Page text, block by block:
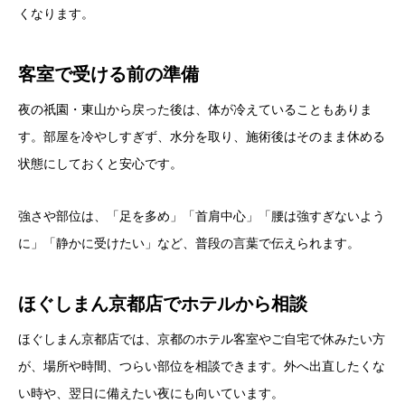
くなります。
客室で受ける前の準備
夜の祇園・東山から戻った後は、体が冷えていることもありま
す。部屋を冷やしすぎず、水分を取り、施術後はそのまま休める
状態にしておくと安心です。
強さや部位は、「足を多め」「首肩中心」「腰は強すぎないよう
に」「静かに受けたい」など、普段の言葉で伝えられます。
ほぐしまん京都店でホテルから相談
ほぐしまん京都店では、京都のホテル客室やご自宅で休みたい方
が、場所や時間、つらい部位を相談できます。外へ出直したくな
い時や、翌日に備えたい夜にも向いています。